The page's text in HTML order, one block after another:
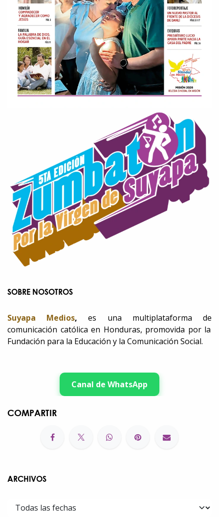
SOBRE NOSOTROS
Suyapa Medios, es una multiplataforma de
comunicación católica en Honduras, promovida por la
Fundación para la Educación y la Comunicación Social.
Canal de WhatsApp
COMPARTIR
ARCHIVOS